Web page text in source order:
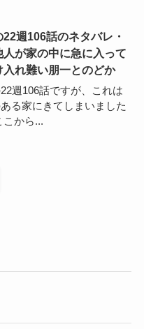
22週106話のネタバレ・
人が家の中に急に入って
入れ難い朋一とのどか
週106話ですが、これは
る家にきてしまいました
から...